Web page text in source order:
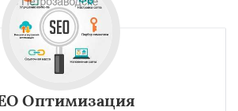
Оптимизация